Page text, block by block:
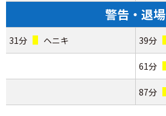
警告・退場
31分 ヘニキ 39分
61分
87分